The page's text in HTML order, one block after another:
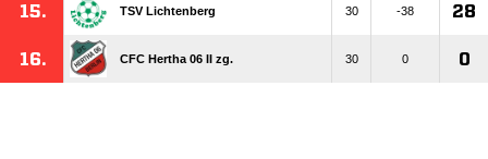
15. TSV Lichtenberg 30 -38 28
16. CFC Hertha 06 II zg. 30 0 0